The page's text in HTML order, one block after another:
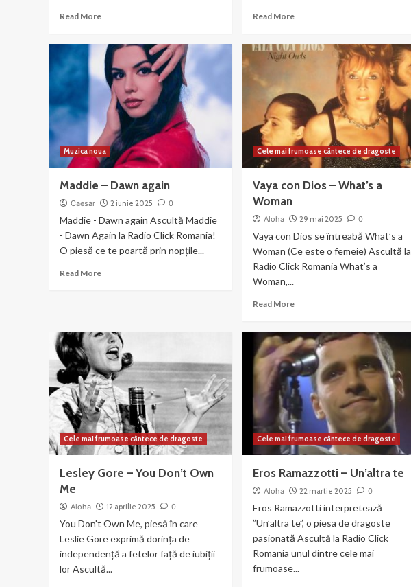
Read MoreRead
Smiley,
Alex
Velea,
Connect-
Miss
Univers
Read MoreRead
Boris
I
wanna
wake
up
with
you
Muzica noua
Maddie – Dawn again
Caesar 2 iunie 2025 0
Maddie - Dawn again Ascultă Maddie
- Dawn Again la Radio Click Romania!
O piesă ce te poartă prin nopțile...
Read MoreRead
Dawn
again
Cele mai frumoase cântece de dragoste
Vaya con Dios – What’s a
Woman
Aloha 29 mai 2025 0
Vaya con Dios se întreabă What’s a
Woman (Ce este o femeie) Ascultă la
Radio Click Romania What’s a
Woman,...
Read MoreRead
Vaya
con
Dios
–
What’s
Woman
Cele mai frumoase cântece de dragoste
Lesley Gore – You Don’t Own
Me
Aloha 12 aprilie 2025 0
You Don't Own Me, piesă în care
Leslie Gore exprimă dorința de
independență a fetelor față de iubiții
lor Ascultă...
Cele mai frumoase cântece de dragoste
Eros Ramazzotti – Un’altra te
Aloha 22 martie 2025 0
Eros Ramazzotti interpretează
”Un’altra te”, o piesa de dragoste
pasionată Ascultă la Radio Click
Romania unul dintre cele mai
frumoase...